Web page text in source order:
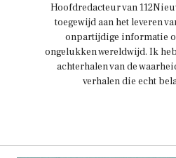
Hoofdredacteur van
toegewijd aan het leveren
onpartijdige informatie
ongelukken wereldwijd. Ik
achterhalen van de
verhalen die echt